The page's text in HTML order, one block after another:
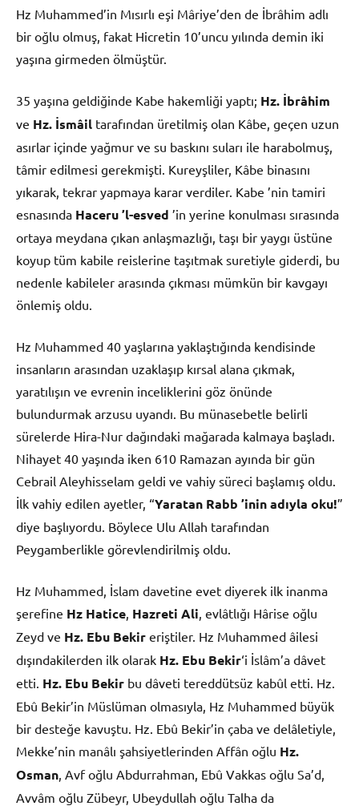
Hz Muhammed’in Mısırlı eşi Mâriye’den de İbrâhim adlı
bir oğlu olmuş, fakat Hicretin 10’uncu yılında demin iki
yaşına girmeden ölmüştür.
35 yaşına geldiğinde Kabe hakemliği yaptı; Hz. İbrâhim
ve Hz. İsmâil tarafından üretilmiş olan Kâbe, geçen uzun
asırlar içinde yağmur ve su baskını suları ile harabolmuş,
tâmir edilmesi gerekmişti. Kureyşliler, Kâbe binasını
yıkarak, tekrar yapmaya karar verdiler. Kabe ’nin tamiri
esnasında Haceru ’l-esved ’in yerine konulması sırasında
ortaya meydana çıkan anlaşmazlığı, taşı bir yaygı üstüne
koyup tüm kabile reislerine taşıtmak suretiyle giderdi, bu
nedenle kabileler arasında çıkması mümkün bir kavgayı
önlemiş oldu.
Hz Muhammed 40 yaşlarına yaklaştığında kendisinde
insanların arasından uzaklaşıp kırsal alana çıkmak,
yaratılışın ve evrenin inceliklerini göz önünde
bulundurmak arzusu uyandı. Bu münasebetle belirli
sürelerde Hira-Nur dağındaki mağarada kalmaya başladı.
Nihayet 40 yaşında iken 610 Ramazan ayında bir gün
Cebrail Aleyhisselam geldi ve vahiy süreci başlamış oldu.
İlk vahiy edilen ayetler, “Yaratan Rabb ’inin adıyla oku!”
diye başlıyordu. Böylece Ulu Allah tarafından
Peygamberlikle görevlendirilmiş oldu.
Hz Muhammed, İslam davetine evet diyerek ilk inanma
şerefine Hz Hatice Hazreti Ali , evlâtlığı Hârise oğlu
Zeyd ve Hz. Ebu Bekir eriştiler. Hz Muhammed âilesi
dışındakilerden ilk olarak Hz. Ebu Bekir‘i İslâm’a dâvet
etti. Hz. Ebu Bekir bu dâveti tereddütsüz kabûl etti. Hz.
Ebû Bekir’in Müslüman olmasıyla, Hz Muhammed büyük
bir desteğe kavuştu. Hz. Ebû Bekir’in çaba ve delâletiyle,
Mekke’nin manâlı şahsiyetlerinden Affân oğlu Hz.
Osman , Avf oğlu Abdurrahman, Ebû Vakkas oğlu Sa’d,
Avvâm oğlu Zübeyr, Ubeydullah oğlu Talha da